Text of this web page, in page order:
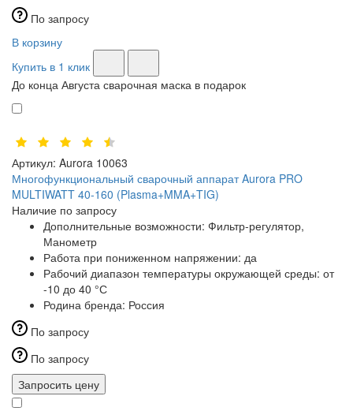
По запросу
В корзину
Купить в 1 клик
До конца Августа сварочная маска в подарок
Артикул: Aurora 10063
Многофункциональный сварочный аппарат Aurora PRO
MULTIWATT 40-160 (Plasma+MMA+TIG)
Наличие по запросу
Дополнительные возможности: Фильтр-регулятор,
Манометр
Работа при пониженном напряжении: да
Рабочий диапазон температуры окружающей среды: от
-10 до 40 °С
Родина бренда: Россия
По запросу
По запросу
Запросить цену